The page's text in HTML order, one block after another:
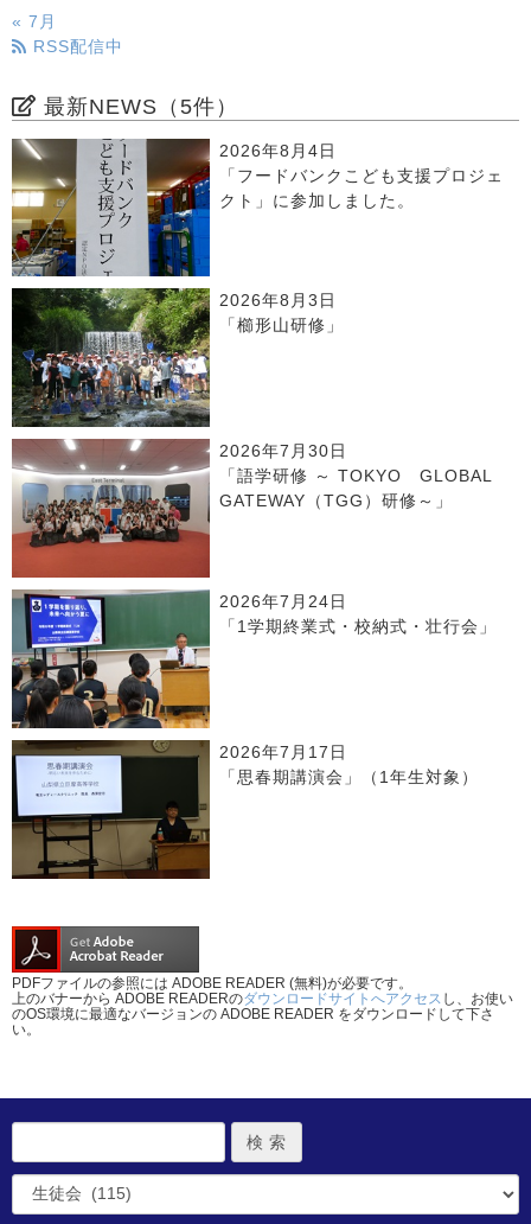
« 7月
RSS配信中
最新NEWS（5件）
2026年8月4日
「フードバンクこども支援プロジェ
クト」に参加しました。
2026年8月3日
「櫛形山研修」
2026年7月30日
「語学研修 ～ TOKYO GLOBAL
GATEWAY（TGG）研修～」
2026年7月24日
「1学期終業式・校納式・壮行会」
2026年7月17日
「思春期講演会」（1年生対象）
PDFファイルの参照には ADOBE READER (無料)が必要です。
上のバナーから ADOBE READERのダウンロードサイトへアクセス し、お使い
のOS環境に最適なバージョンの ADOBE READER をダウンロードして下さ
い。